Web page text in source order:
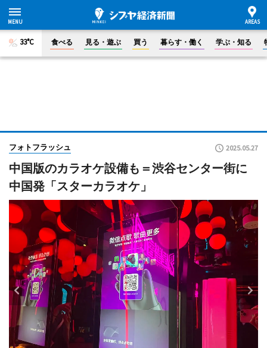
33°C 食べる 見る・遊ぶ 買う 暮らす・働く 学ぶ・知る
フォトフラッシュ 2025.05.27
中国版のカラオケ設備も＝渋谷センター街に
中国発「スターカラオケ」